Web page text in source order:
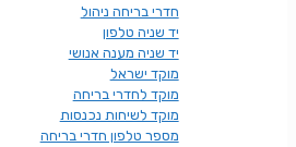
חדרי בריחה ניהול
יד שניה טלפון
יד שניה מענה אנושי
מוקד ישראל
מוקד לחדרי בריחה
מוקד לשיחות נכנסות
מספר טלפון חדרי בריחה